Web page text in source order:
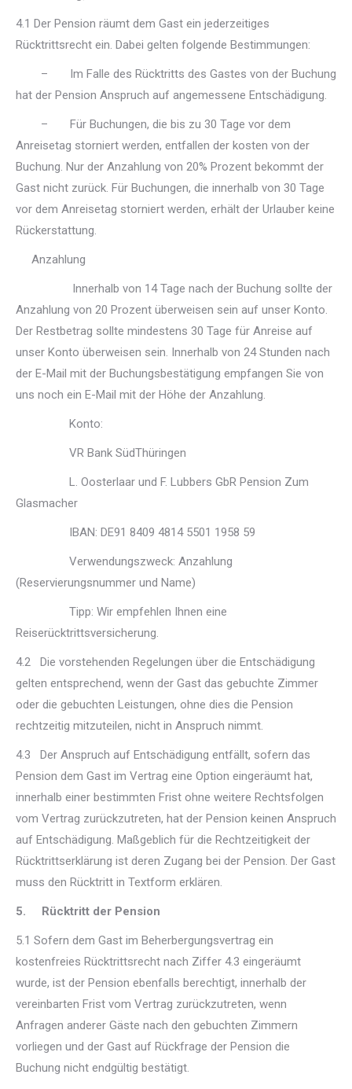
4.1 Der Pension räumt dem Gast ein jederzeitiges
Rücktrittsrecht ein. Dabei gelten folgende Bestimmungen:
– Im Falle des Rücktritts des Gastes von der Buchung
hat der Pension Anspruch auf angemessene Entschädigung.
– Für Buchungen, die bis zu 30 Tage vor dem
Anreisetag storniert werden, entfallen der kosten von der
Buchung. Nur der Anzahlung von 20% Prozent bekommt der
Gast nicht zurück. Für Buchungen, die innerhalb von 30 Tage
vor dem Anreisetag storniert werden, erhält der Urlauber keine
Rückerstattung.
Anzahlung
Innerhalb von 14 Tage nach der Buchung sollte der
Anzahlung von 20 Prozent überweisen sein auf unser Konto.
Der Restbetrag sollte mindestens 30 Tage für Anreise auf
unser Konto überweisen sein. Innerhalb von 24 Stunden nach
der E-Mail mit der Buchungsbestätigung empfangen Sie von
uns noch ein E-Mail mit der Höhe der Anzahlung.
Konto:
VR Bank SüdThüringen
L. Oosterlaar und F. Lubbers GbR Pension Zum
Glasmacher
IBAN: DE91 8409 4814 5501 1958 59
Verwendungszweck: Anzahlung
(Reservierungsnummer und Name)
Tipp: Wir empfehlen Ihnen eine
Reiserücktrittsversicherung.
4.2 Die vorstehenden Regelungen über die Entschädigung
gelten entsprechend, wenn der Gast das gebuchte Zimmer
oder die gebuchten Leistungen, ohne dies die Pension
rechtzeitig mitzuteilen, nicht in Anspruch nimmt.
4.3 Der Anspruch auf Entschädigung entfällt, sofern das
Pension dem Gast im Vertrag eine Option eingeräumt hat,
innerhalb einer bestimmten Frist ohne weitere Rechtsfolgen
vom Vertrag zurückzutreten, hat der Pension keinen Anspruch
auf Entschädigung. Maßgeblich für die Rechtzeitigkeit der
Rücktrittserklärung ist deren Zugang bei der Pension. Der Gast
muss den Rücktritt in Textform erklären.
5. Rücktritt der Pension
5.1 Sofern dem Gast im Beherbergungsvertrag ein
kostenfreies Rücktrittsrecht nach Ziffer 4.3 eingeräumt
wurde, ist der Pension ebenfalls berechtigt, innerhalb der
vereinbarten Frist vom Vertrag zurückzutreten, wenn
Anfragen anderer Gäste nach den gebuchten Zimmern
vorliegen und der Gast auf Rückfrage der Pension die
Buchung nicht endgültig bestätigt.